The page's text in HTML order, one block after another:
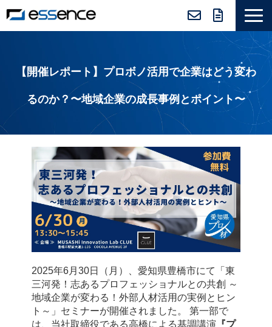
ニュース＆トピックス
会社紹介
採用情報
セミナー＆コラム
【開催レポート】プロボノ活⽤で企業はどう変わ
るのか？〜地域企業の成⻑事例とポイント〜
2025年6月30日（月）、愛知県豊橋市にて「東
三河発！志あるプロフェッショナルとの共創 ～
地域企業が変わる！外部人材活用の実例とヒン
ト～」セミナーが開催されました。 第一部で
は、当社取締役である高橋による基調講演 『プ